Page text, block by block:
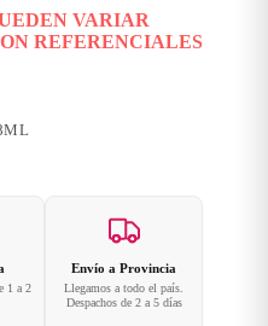
VARIAR
REFERENCIALES
1 a 2
Envío a Provincia
Llegamos a todo el país.
Despachos de 2 a 5 días